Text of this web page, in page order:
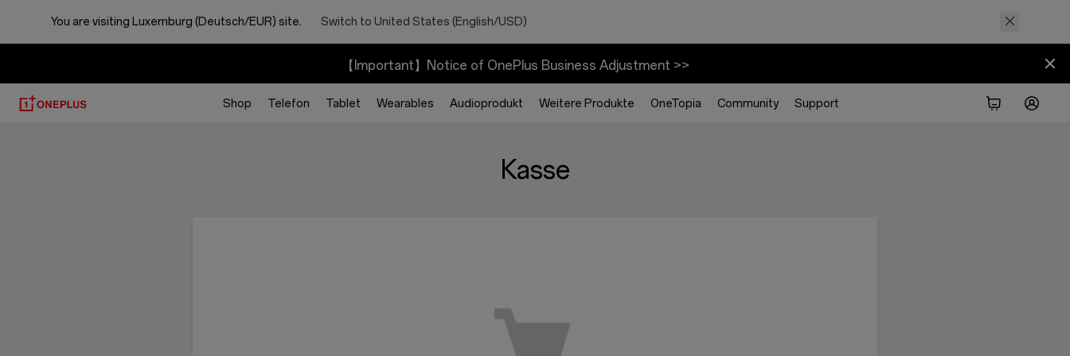
You are visiting Luxemburg (Deutsch/EUR) site. Switch to United States (English/USD)
【Important】Notice of OnePlus Business Adjustment >>
Shop Telefon Tablet Wearables Audioprodukt Weitere Produkte OneTopia Community Support
Kasse